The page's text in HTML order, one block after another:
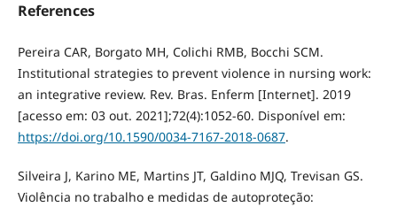
References
Pereira CAR, Borgato MH, Colichi RMB, Bocchi SCM.
Institutional strategies to prevent violence in nursing work:
an integrative review. Rev. Bras. Enferm [Internet]. 2019
[acesso em: 03 out. 2021];72(4):1052-60. Disponível em:
https://doi.org/10.1590/0034-7167-2018-0687.
Silveira J, Karino ME, Martins JT, Galdino MJQ, Trevisan GS.
Violência no trabalho e medidas de autoproteção: